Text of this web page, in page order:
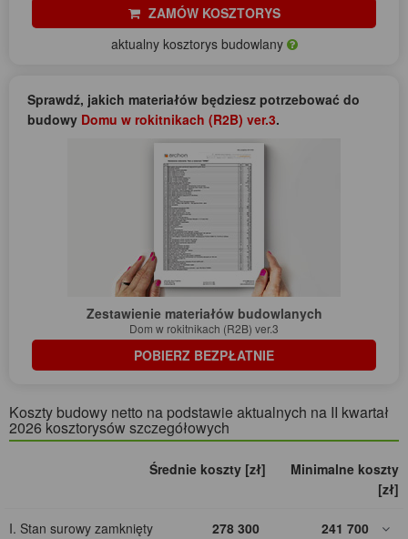
ZAMÓW KOSZTORYS
aktualny kosztorys budowlany
Sprawdź, jakich materiałów będziesz potrzebować do
budowy Domu w rokitnikach (R2B) ver.3.
Zestawienie materiałów budowlanych
Dom w rokitnikach (R2B) ver.3
POBIERZ BEZPŁATNIE
Koszty budowy netto na podstawie aktualnych na II kwartał
2026 kosztorysów szczegółowych
Średnie koszty [zł]
Minimalne koszty
[zł]
I. Stan surowy zamknięty 278 300 241 700